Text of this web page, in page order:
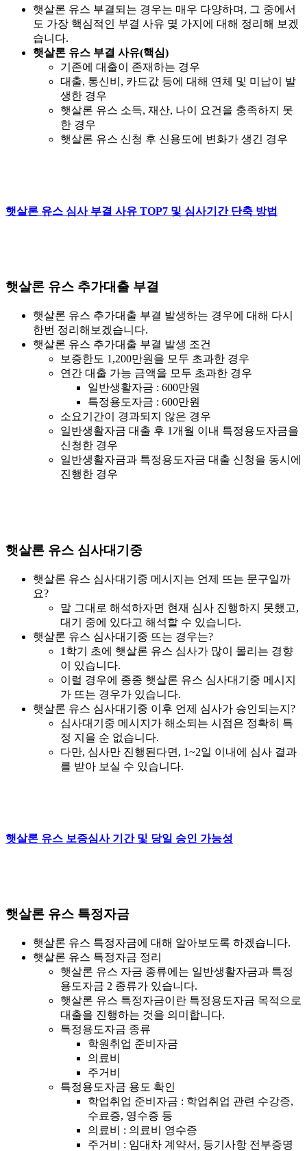
햇살론 유스 부결되는 경우는 매우 다양하며, 그 중에서
도 가장 핵심적인 부결 사유 몇 가지에 대해 정리해 보겠
습니다.
햇살론 유스 부결 사유(핵심)
기존에 대출이 존재하는 경우
대출, 통신비, 카드값 등에 대해 연체 및 미납이 발
생한 경우
햇살론 유스 소득, 재산, 나이 요건을 충족하지 못
한 경우
햇살론 유스 신청 후 신용도에 변화가 생긴 경우
햇살론 유스 심사 부결 사유 TOP7 및 심사기간 단축 방법
햇살론 유스 추가대출 부결
햇살론 유스 추가대출 부결 발생하는 경우에 대해 다시
한번 정리해보겠습니다.
햇살론 유스 추가대출 부결 발생 조건
보증한도 1,200만원을 모두 초과한 경우
연간 대출 가능 금액을 모두 초과한 경우
일반생활자금 : 600만원
특정용도자금 : 600만원
소요기간이 경과되지 않은 경우
일반생활자금 대출 후 1개월 이내 특정용도자금을
신청한 경우
일반생활자금과 특정용도자금 대출 신청을 동시에
진행한 경우
햇살론 유스 심사대기중
햇살론 유스 심사대기중 메시지는 언제 뜨는 문구일까
요?
말 그대로 해석하자면 현재 심사 진행하지 못했고,
대기 중에 있다고 해석할 수 있습니다.
햇살론 유스 심사대기중 뜨는 경우는?
1학기 초에 햇살론 유스 심사가 많이 몰리는 경향
이 있습니다.
이럴 경우에 종종 햇살론 유스 심사대기중 메시지
가 뜨는 경우가 있습니다.
햇살론 유스 심사대기중 이후 언제 심사가 승인되는지?
심사대기중 메시지가 해소되는 시점은 정확히 특
정 지을 순 없습니다.
다만, 심사만 진행된다면, 1~2일 이내에 심사 결과
를 받아 보실 수 있습니다.
햇살론 유스 보증심사 기간 및 당일 승인 가능성
햇살론 유스 특정자금
햇살론 유스 특정자금에 대해 알아보도록 하겠습니다.
햇살론 유스 특정자금 정리
햇살론 유스 자금 종류에는 일반생활자금과 특정
용도자금 2 종류가 있습니다.
햇살론 유스 특정자금이란 특정용도자금 목적으로
대출을 진행하는 것을 의미합니다.
특정용도자금 종류
학원취업 준비자금
의료비
주거비
특정용도자금 용도 확인
학업취업 준비자금 : 학업취업 관련 수강증,
수료증, 영수증 등
의료비 : 의료비 영수증
주거비 : 임대차 계약서, 등기사항 전부증명